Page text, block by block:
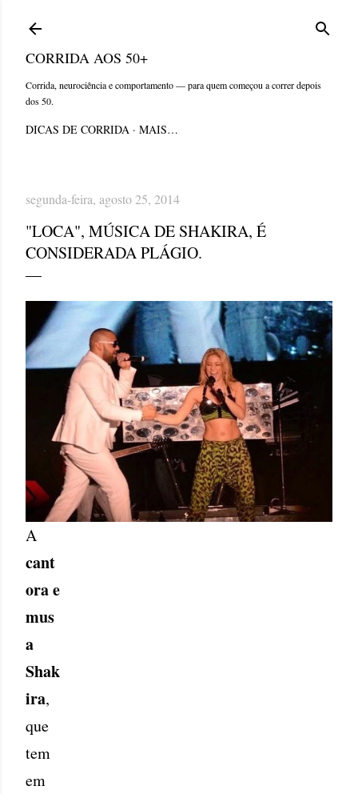
CORRIDA AOS 50+
Corrida, neurociência e comportamento — para quem começou a correr depois
dos 50.
DICAS DE CORRIDA MAIS…
segunda-feira, agosto 25, 2014
"LOCA", MÚSICA DE SHAKIRA, É
CONSIDERADA PLÁGIO.
A
cant
ora e
mus
a
Shak
ira,
que
tem
em